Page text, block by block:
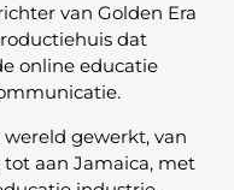
van Golden Era
dat
online educatie
wereld gewerkt, van
tot aan Jamaica, met